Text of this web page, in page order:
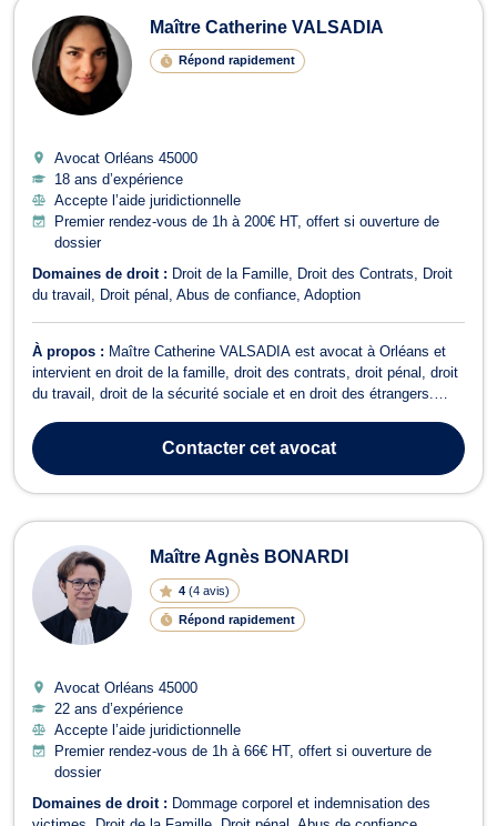
Maître Catherine VALSADIA
Répond rapidement
Avocat Orléans 45000
18 ans d’expérience
Accepte l’aide juridictionnelle
Premier rendez-vous de 1h à 200€ HT, offert si ouverture de
dossier
Domaines de droit : Droit de la Famille Droit des Contrats
Droit
du travail
Droit pénal Abus de confiance Adoption
À propos : Maître Catherine VALSADIA est avocat à Orléans et
intervient en droit de la famille, droit des contrats, droit pénal, droit
du travail, droit de la sécurité sociale et en droit des étrangers.
dossiers relevant du divorce à l’amiable ou contentieux, de la
constituti...
Contactercet avocat
Maître Agnès BONARDI
4 (4 avis)
Répond rapidement
Avocat Orléans 45000
22 ans d’expérience
Accepte l’aide juridictionnelle
Premier rendez-vous de 1h à 66€ HT, offert si ouverture de
dossier
Domaines de droit : Dommage corporel et indemnisation des